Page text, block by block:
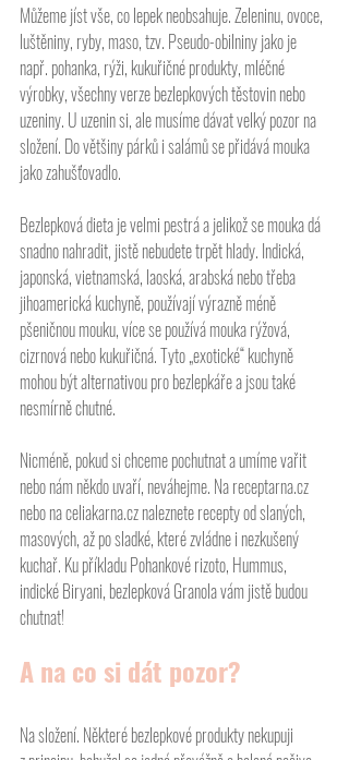
Můžeme jíst vše, co lepek neobsahuje. Zeleninu, ovoce,
luštěniny, ryby, maso, tzv. Pseudo-obilniny jako je
např. pohanka, rýži, kukuřičné produkty, mléčné
výrobky, všechny verze bezlepkových těstovin nebo
uzeniny. U uzenin si, ale musíme dávat velký pozor na
složení. Do většiny párků i salámů se přidává mouka
jako zahušťovadlo.
Bezlepková dieta je velmi pestrá a jelikož se mouka dá
snadno nahradit, jistě nebudete trpět hlady. Indická,
japonská, vietnamská, laoská, arabská nebo třeba
jihoamerická kuchyně, používají výrazně méně
pšeničnou mouku, více se používá mouka rýžová,
cizrnová nebo kukuřičná. Tyto „exotické“ kuchyně
mohou být alternativou pro bezlepkáře a jsou také
nesmírně chutné.
Nicméně, pokud si chceme pochutnat a umíme vařit
nebo nám někdo uvaří, neváhejme. Na receptarna.cz
nebo na celiakarna.cz naleznete recepty od slaných,
masových, až po sladké, které zvládne i nezkušený
kuchař. Ku příkladu Pohankové rizoto, Hummus,
indické Biryani, bezlepková Granola vám jistě budou
chutnat!
A na co si dát pozor?
Na složení. Některé bezlepkové produkty nekupuji